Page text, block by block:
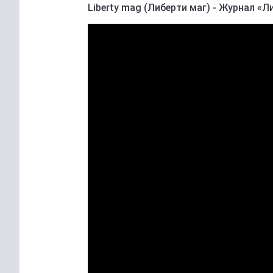
Liberty mag (Либерти маг) - Журнал